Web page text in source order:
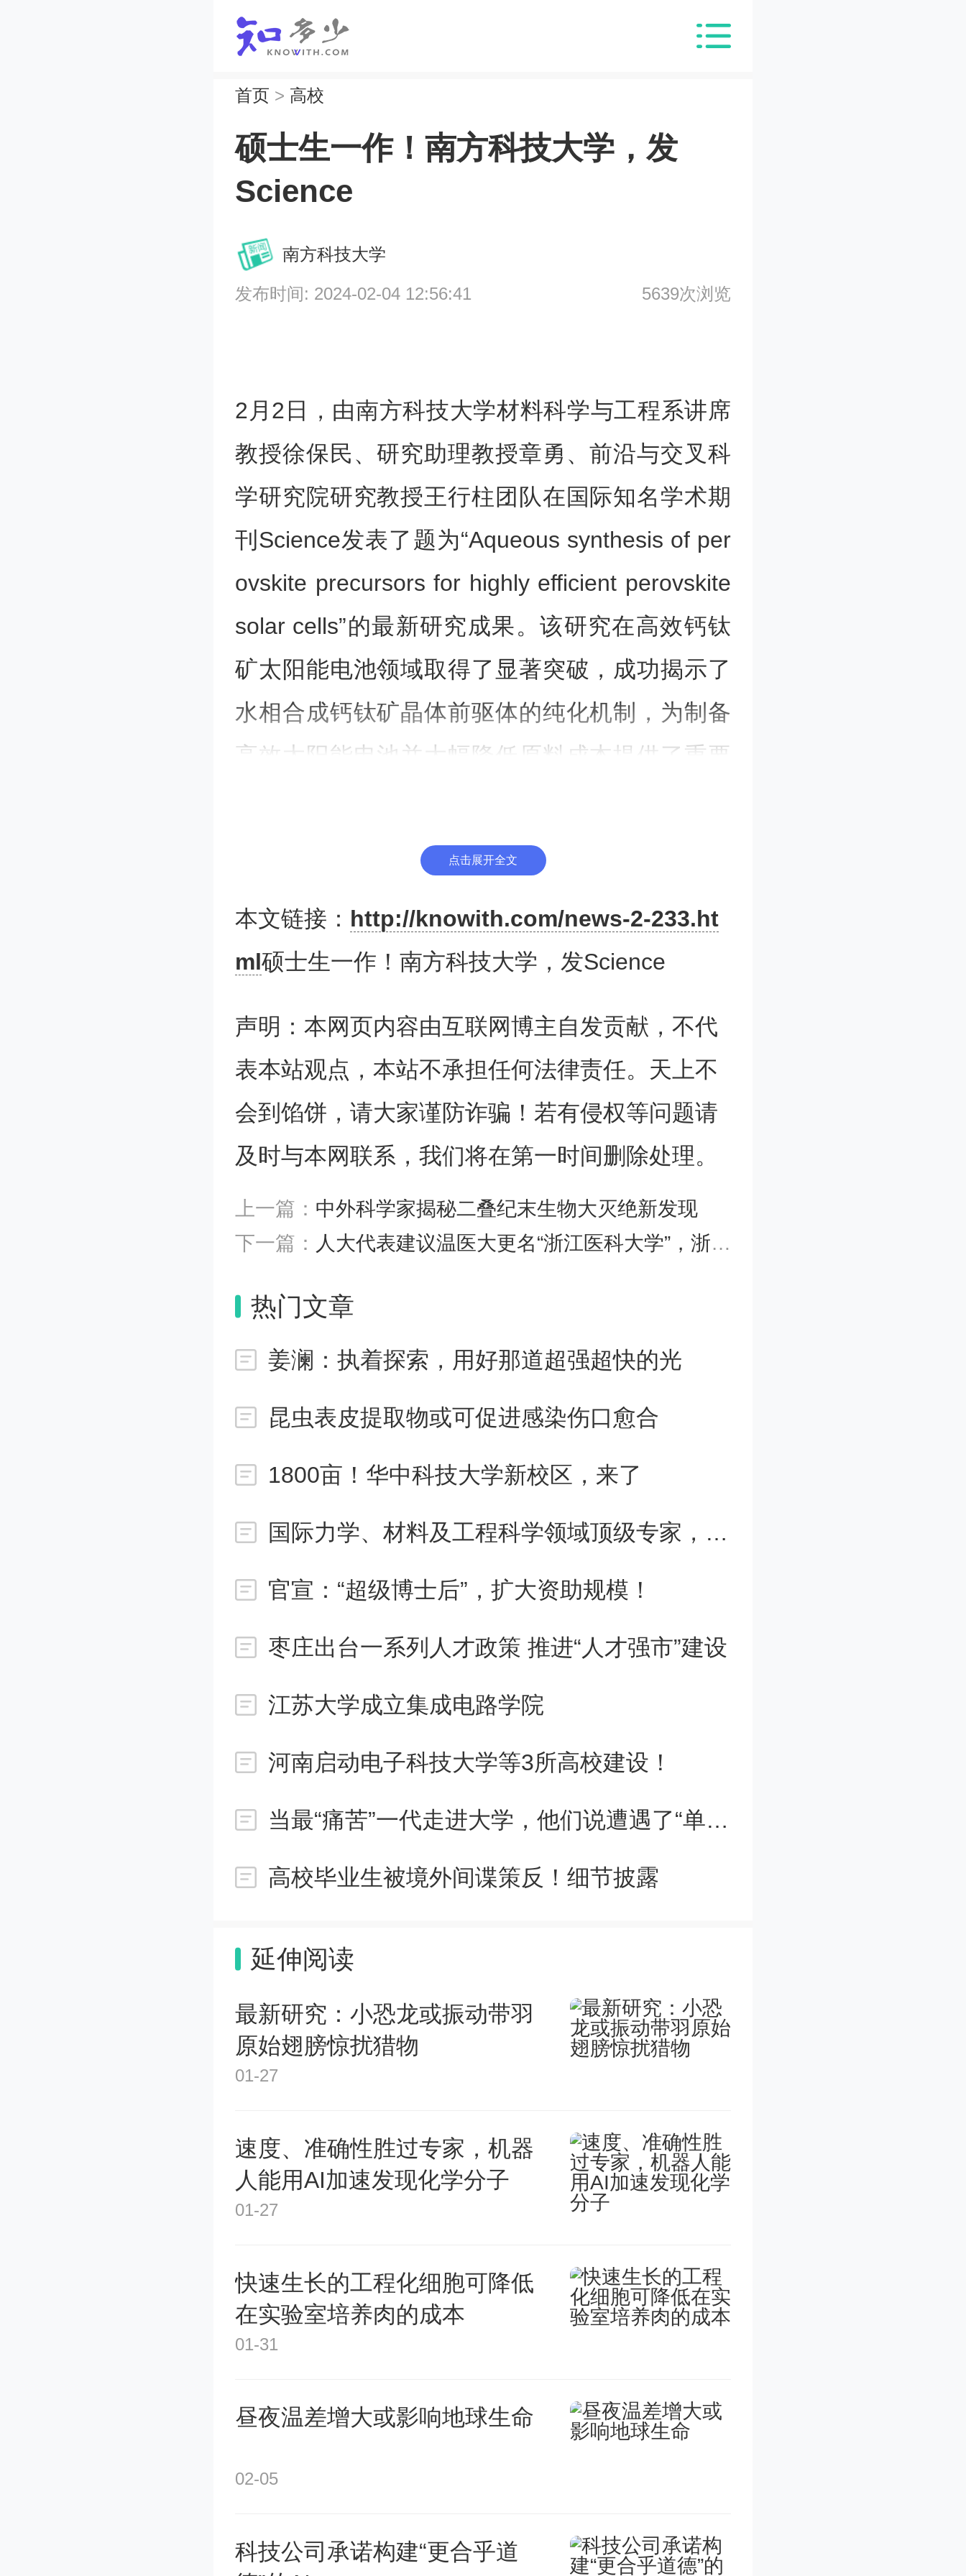
首页 > 高校
硕士生一作！南方科技大学，发
Science
南方科技大学
发布时间: 2024-02-04 12:56:41 5639次浏览
2月2日，由南方科技大学材料科学与工程系讲席
教授徐保民、研究助理教授章勇、前沿与交叉科
学研究院研究教授王行柱团队在国际知名学术期
刊Science发表了题为“Aqueous synthesis of per
ovskite precursors for highly efficient perovskite
solar cells”的最新研究成果。该研究在高效钙钛
矿太阳能电池领域取得了显著突破，成功揭示了
水相合成钙钛矿晶体前驱体的纯化机制，为制备
高效太阳能电池并大幅降低原料成本提供了重要
随着全球对可再生能源的需求不断增长，钙钛矿
太阳能电池作为下一代太阳能技术的代表，备受
瞩目。尽管钙钛矿太阳能电池具有低成本制备和
高能量转换效率的潜力，但其钙钛矿层中的缺陷
一直是实现高效率的主要挑战，以往的研究主要
集中在通过添加剂或界面修饰来钝化这些缺陷。
催化钙钛矿溶液降解和生成有害副产物,进一步加
脒（FAI）和PbI2的非化学计量比例可能导致单质
碘（I2）杂质的生成，并随时间降低溶液的pH，
最终极大地影响电池性能。高纯度前驱体可以显
体的纯度显得至关重要。
钙钛矿薄膜的前驱体材料已经逐渐由单体混合的
技术路线开始转向预先合成钙钛矿晶体原料的技
术路线。然而，目前合成这些钙钛矿晶体的方法
问题，极大地限制了钙钛矿晶体技术的应用。基
钙钛矿前驱体的方法，并深入研究了水相合成钙
钛矿晶体的纯化机制。该研究不仅为钙钛矿晶体
合成建立了溶剂筛选标准，同时还建立了钙钛矿
在这项研究中，该团队成功地通过水相合成获得
了高纯度的甲脒碘化铅（FAPbI3）晶体，其纯度
本、低纯度的原材料，实现了公斤级的规模化生
产，成本比商业PbI2和甲脒碘化物低两个数量
中的杂质，如钙、钠和钾离子，是晶体纯度提高
的主要原因（图2）。杂质的减少不仅降低了缺陷
长度，为钙钛矿太阳能电池的卓越性能提供了有
点击展开全文
本文链接： http://knowith.com/news-2-233.ht
ml硕士生一作！南方科技大学，发Science
声明：本网页内容由互联网博主自发贡献，不代
表本站观点，本站不承担任何法律责任。天上不
会到馅饼，请大家谨防诈骗！若有侵权等问题请
及时与本网联系，我们将在第一时间删除处理。
上一篇： 中外科学家揭秘二叠纪末生物大灭绝新发现
下一篇： 人大代表建议温医大更名“浙江医科大学”，浙医大历史上已并入浙大
热门文章
姜澜：执着探索，用好那道超强超快的光
昆虫表皮提取物或可促进感染伤口愈合
1800亩！华中科技大学新校区，来了
国际力学、材料及工程科学领域顶级专家，全职加盟清华
官宣：“超级博士后”，扩大资助规模！
枣庄出台一系列人才政策 推进“人才强市”建设
江苏大学成立集成电路学院
河南启动电子科技大学等3所高校建设！
当最“痛苦”一代走进大学，他们说遭遇了“单轨制”人生
高校毕业生被境外间谍策反！细节披露
延伸阅读
最新研究：小恐龙或振动带羽
原始翅膀惊扰猎物
01-27
速度、准确性胜过专家，机器
人能用AI加速发现化学分子
01-27
快速生长的工程化细胞可降低
在实验室培养肉的成本
01-31
昼夜温差增大或影响地球生命
02-05
科技公司承诺构建“更合乎道